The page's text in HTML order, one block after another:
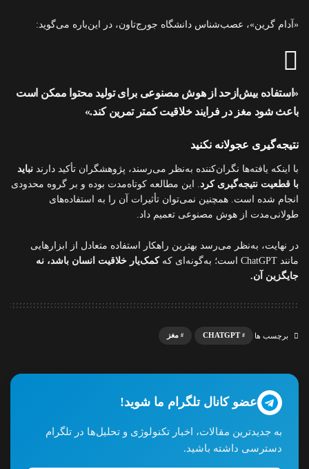
«آدام گرین»، عصب‌شناس دانشگاه جورج‌تاون، در این‌باره می‌گوید:
«استفاده بیش‌ازحد از هوش مصنوعی برای تولید محتوا ممکن است
باعث شود مغز در فرایند خلاقیت کمتر تمرین کند.»
نتیجه‌گیری عجولانه نکنید
با اینکه یافته‌ها نگران‌کننده به‌نظر می‌رسند، پژوهشگران تأکید دارند نباید
با قطعیت نتیجه‌گیری کرد. این مطالعه کوتاه‌مدت بوده و بر گروه محدودی
انجام شده است. همچنین نمی‌توان تأثیرات آن را به استفاده‌های
طولانی‌مدت از هوش مصنوعی تعمیم داد.
در نهایت، به‌نظر می‌رسد بهترین راهکار استفاده متعادل از ابزارهایی
مانند ChatGPT است؛ به‌گونه‌ای که
کمک‌یار خلاقیت انسان باشد، نه
جایگزین آن.
برچسب ها CHATGPT مغز
عضو کانال تلگرام ما شوید!
به جدیدترین مقالات، اخبار تکنولوژی و تحلیل‌ها در تلگرام
دسترسی داشته باشید.